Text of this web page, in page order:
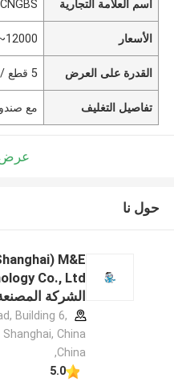
اسم العلامة التجارية CNGBS
الأسعار 12000~14000
القدرة على العرض 5 قطع / 30 يوم
تفاصيل التغليف مع
عرض
حول نا
M&E
الشركة
Building 6,
China
,China
5.0